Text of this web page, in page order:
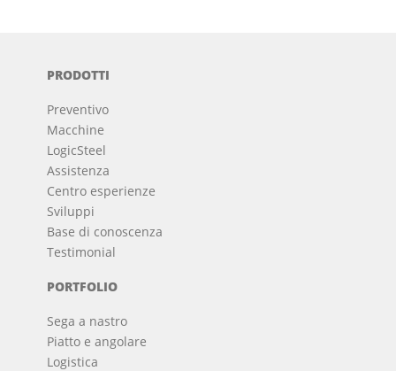
PRODOTTI
Preventivo
Macchine
LogicSteel
Assistenza
Centro esperienze
Sviluppi
Base di conoscenza
Testimonial
PORTFOLIO
Sega a nastro
Piatto e angolare
Logistica